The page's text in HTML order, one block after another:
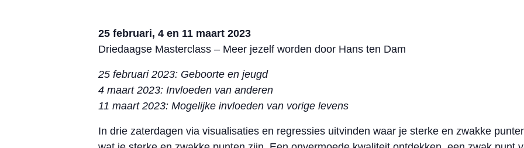
25 februari, 4 en 11 maart 2023
Driedaagse Masterclass – Meer jezelf worden door Hans ten Dam
25 februari 2023: Geboorte en jeugd
4 maart 2023: Invloeden van anderen
11 maart 2023: Mogelijke invloeden van vorige levens
In drie zaterdagen via visualisaties en regressies uitvinden waar je sterke en zwakke